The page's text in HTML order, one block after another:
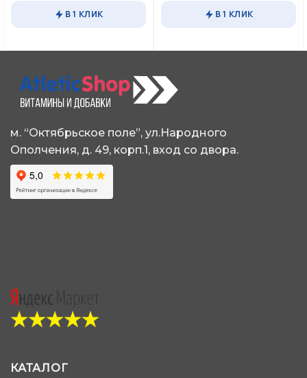
вариаций.
можно
выбрать
на
товара.
В 1 КЛИК
вариаций.
можно
выбрать
товара.
В 1 КЛИК
м. “Октябрьское поле”, ул.Народного
Ополчения, д. 49, корп.1, вход со двора.
КАТАЛОГ